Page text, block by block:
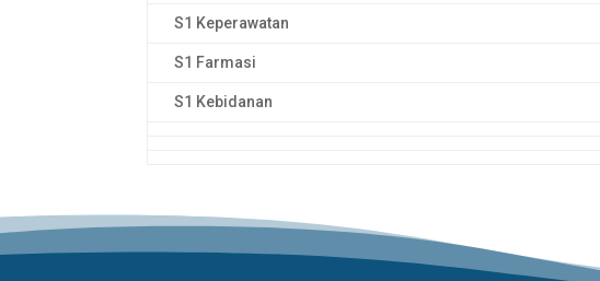
S1 Keperawatan
S1 Farmasi
S1 Kebidanan